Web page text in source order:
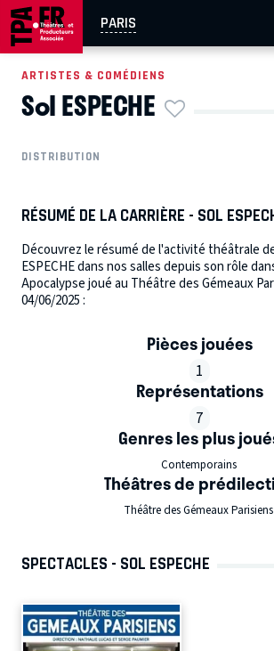
PARIS
AIX-MARSEILLE
EN TOURNÉE
ARTISTES & COMÉDIENS
Sol ESPECHE
DISTRIBUTION
RÉSUMÉ DE LA CARRIÈRE - SOL
Découvrez le résumé de l'activité théâtrale
ESPECHE dans nos salles depuis son rôle
Apocalypse joué au Théâtre des Gémeaux
04/06/2025 :
Pièces jouées
1
Représentations
7
Genres les plus
Contemporains
Théâtres de
Théâtre des Gémeaux Parisiens
SPECTACLES - SOL ESPECHE